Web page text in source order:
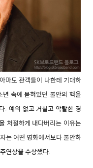
마도 관객들이 나한테 기대하
속에 묻혀있던 불안의 핵을
. 예의 없고 거칠고 악랄한 경
처절하게 내다버리는 이유는
는 어떤 영화에서보다 불안하
연상을 수상했다.